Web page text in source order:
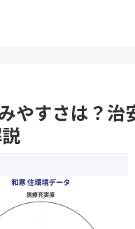
やすさは？治